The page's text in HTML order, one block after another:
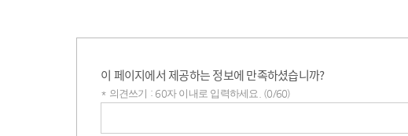
이 페이지에서 제공하는 정보에 만족하셨습니까?
* 의견쓰기 : 60자 이내로 입력하세요. (0/60)